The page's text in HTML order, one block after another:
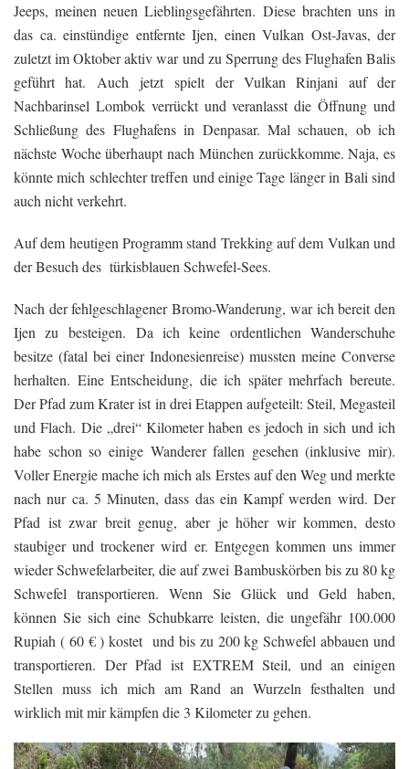
Jeeps, meinen neuen Lieblingsgefährten. Diese brachten uns in
das ca. einstündige entfernte Ijen, einen Vulkan Ost-Javas, der
zuletzt im Oktober aktiv war und zu Sperrung des Flughafen Balis
geführt hat. Auch jetzt spielt der Vulkan Rinjani auf der
Nachbarinsel Lombok verrückt und veranlasst die Öffnung und
Schließung des Flughafens in Denpasar. Mal schauen, ob ich
nächste Woche überhaupt nach München zurückkomme. Naja, es
könnte mich schlechter treffen und einige Tage länger in Bali sind
auch nicht verkehrt.
Auf dem heutigen Programm stand Trekking auf dem Vulkan und
der Besuch des türkisblauen Schwefel-Sees.
Nach der fehlgeschlagener Bromo-Wanderung, war ich bereit den
Ijen zu besteigen. Da ich keine ordentlichen Wanderschuhe
besitze (fatal bei einer Indonesienreise) mussten meine Converse
herhalten. Eine Entscheidung, die ich später mehrfach bereute.
Der Pfad zum Krater ist in drei Etappen aufgeteilt: Steil, Megasteil
und Flach. Die „drei“ Kilometer haben es jedoch in sich und ich
habe schon so einige Wanderer fallen gesehen (inklusive mir).
Voller Energie mache ich mich als Erstes auf den Weg und merkte
nach nur ca. 5 Minuten, dass das ein Kampf werden wird. Der
Pfad ist zwar breit genug, aber je höher wir kommen, desto
staubiger und trockener wird er. Entgegen kommen uns immer
wieder Schwefelarbeiter, die auf zwei Bambuskörben bis zu 80 kg
Schwefel transportieren. Wenn Sie Glück und Geld haben,
können Sie sich eine Schubkarre leisten, die ungefähr 100.000
Rupiah ( 60 € ) kostet und bis zu 200 kg Schwefel abbauen und
transportieren. Der Pfad ist EXTREM Steil, und an einigen
Stellen muss ich mich am Rand an Wurzeln festhalten und
wirklich mit mir kämpfen die 3 Kilometer zu gehen.